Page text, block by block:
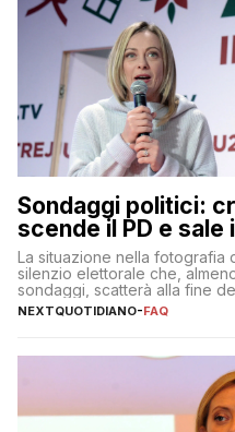
Sondaggi politici:
scende il PD e sale
La situazione nella fotografia
silenzio elettorale che,
sondaggi, scatterà alla fine
NEXTQUOTIDIANO-FAQ